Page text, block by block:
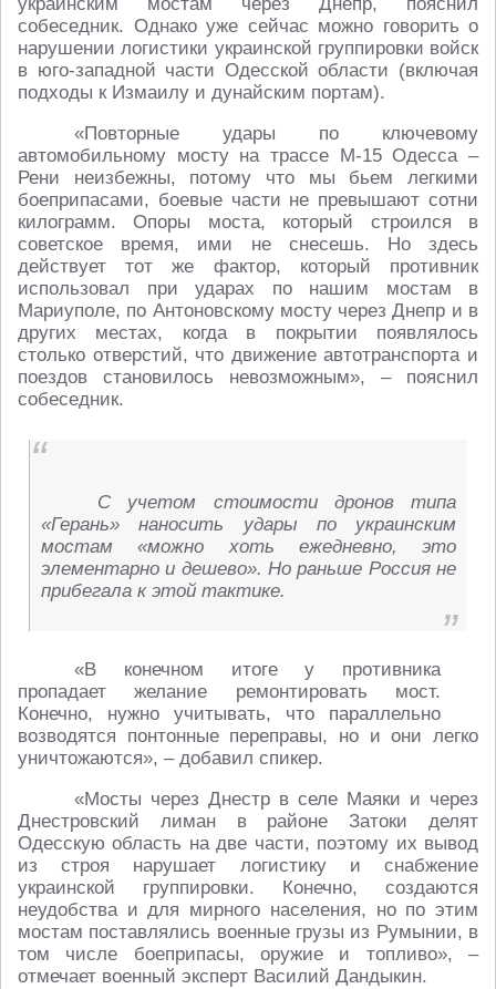
собеседник. Однако уже сейчас можно говорить о
нарушении логистики украинской группировки войск
в юго-западной части Одесской области (включая
подходы к Измаилу и дунайским портам).
«Повторные удары по ключевому
автомобильному мосту на трассе М-15 Одесса –
Рени неизбежны, потому что мы бьем легкими
боеприпасами, боевые части не превышают сотни
килограмм. Опоры моста, который строился в
советское время, ими не снесешь. Но здесь
действует тот же фактор, который противник
использовал при ударах по нашим мостам в
Мариуполе, по Антоновскому мосту через Днепр и в
других местах, когда в покрытии появлялось
столько отверстий, что движение автотранспорта и
поездов становилось невозможным», – пояснил
собеседник.
С учетом стоимости дронов типа
«Герань» наносить удары по украинским
мостам «можно хоть ежедневно, это
элементарно и дешево». Но раньше Россия не
прибегала к этой тактике.
«В конечном итоге у противника
пропадает желание ремонтировать мост.
Конечно, нужно учитывать, что параллельно
возводятся понтонные переправы, но и они легко
уничтожаются», – добавил спикер.
«Мосты через Днестр в селе Маяки и через
Днестровский лиман в районе Затоки делят
Одесскую область на две части, поэтому их вывод
из строя нарушает логистику и снабжение
украинской группировки. Конечно, создаются
неудобства и для мирного населения, но по этим
мостам поставлялись военные грузы из Румынии, в
том числе боеприпасы, оружие и топливо», –
отмечает военный эксперт Василий Дандыкин.